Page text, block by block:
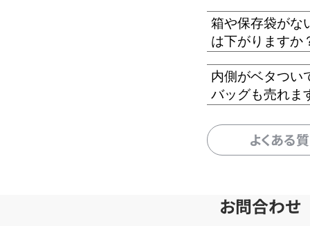
箱や保存袋がな
は下がりますか
内側がベタつい
バッグも売れま
よくある
お問合わせ